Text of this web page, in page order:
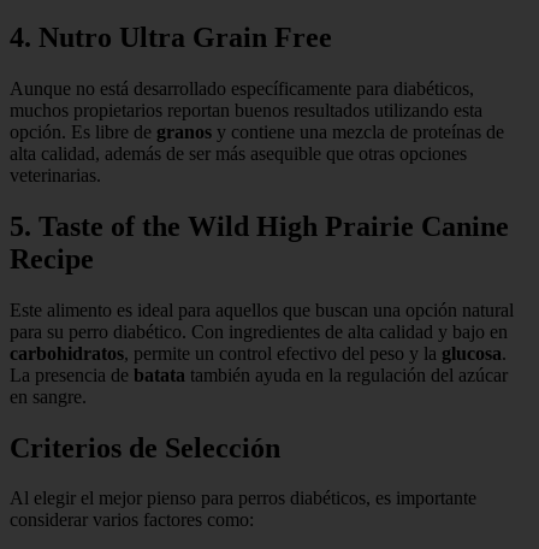
4. Nutro Ultra Grain Free
Aunque no está desarrollado específicamente para diabéticos,
muchos propietarios reportan buenos resultados utilizando esta
opción. Es libre de granos y contiene una mezcla de proteínas de
alta calidad, además de ser más asequible que otras opciones
veterinarias.
5. Taste of the Wild High Prairie Canine
Recipe
Este alimento es ideal para aquellos que buscan una opción natural
para su perro diabético. Con ingredientes de alta calidad y bajo en
carbohidratos, permite un control efectivo del peso y la glucosa.
La presencia de batata también ayuda en la regulación del azúcar
en sangre.
Criterios de Selección
Al elegir el mejor pienso para perros diabéticos, es importante
considerar varios factores como: